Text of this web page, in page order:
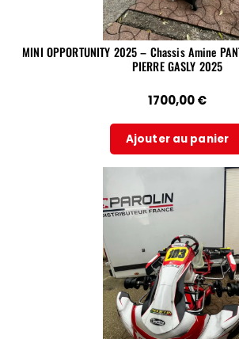
MINI OPPORTUNITY 2025 – Chassis Amine
PIERRE GASLY 2025
1700,00€
Ajouter au panier